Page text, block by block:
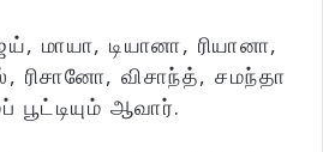
மாயா, டியானா, ரியானா,
விசாந்த், சமந்தா
ஆவார்.